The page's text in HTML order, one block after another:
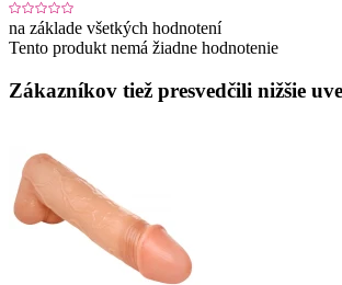
na základe všetkých hodnotení
Tento produkt nemá žiadne hodnotenie
Zákazníkov tiež presvedčili nižšie